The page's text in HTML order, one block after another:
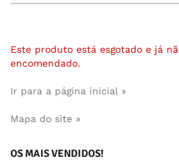
Este produto está esgotado e já
encomendado.
Ir para a página inicial »
Mapa do site »
OS MAIS VENDIDOS!